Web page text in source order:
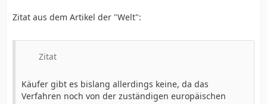
Zitat aus dem Artikel der "Welt":
Zitat
Käufer gibt es bislang allerdings keine, da das
Verfahren noch von der zuständigen europäischen